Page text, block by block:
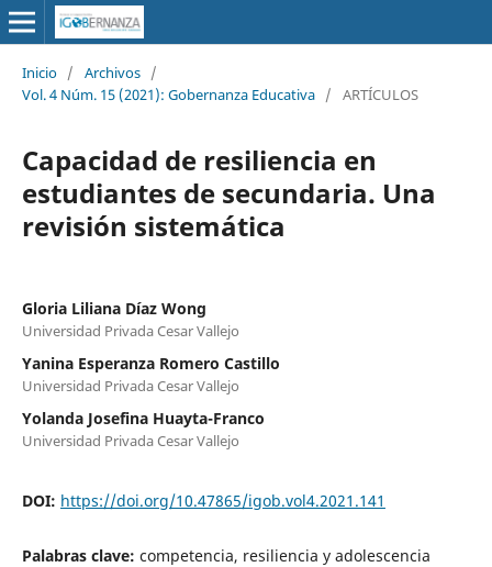
Inicio / Archivos /
Vol. 4 Núm. 15 (2021): Gobernanza Educativa / ARTÍCULOS
Capacidad de resiliencia en
estudiantes de secundaria. Una
revisión sistemática
Gloria Liliana Díaz Wong
Universidad Privada Cesar Vallejo
Yanina Esperanza Romero Castillo
Universidad Privada Cesar Vallejo
Yolanda Josefina Huayta-Franco
Universidad Privada Cesar Vallejo
DOI: https://doi.org/10.47865/igob.vol4.2021.141
Palabras clave: competencia, resiliencia y adolescencia